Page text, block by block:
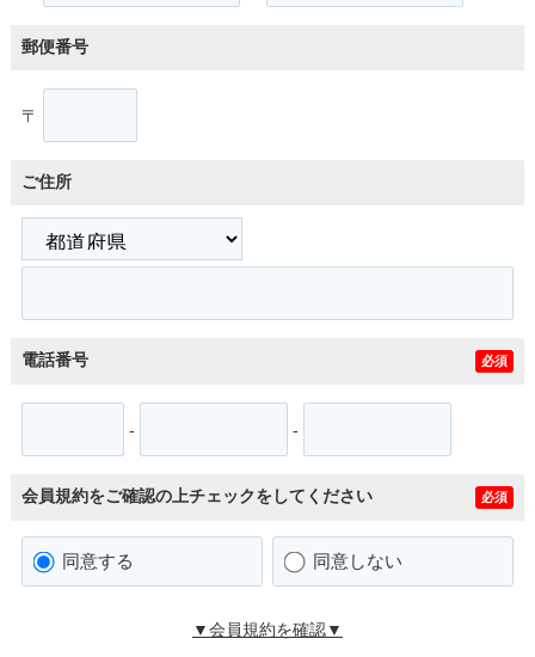
郵便番号
〒
ご住所
電話番号 必須
- -
会員規約をご確認の上チェックをしてください 必須
同意する 同意しない
▼会員規約を確認▼